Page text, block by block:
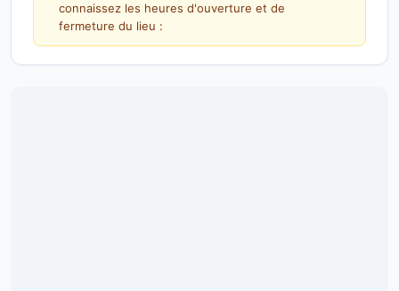
connaissez les heures d'ouverture et de
fermeture du lieu :